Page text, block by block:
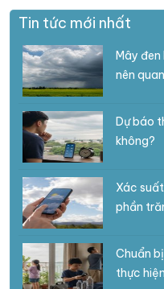
Tin tức mới nhất
Mây
nên
Dự báo
không?
Xác
phần
Chuẩn
thực hiện